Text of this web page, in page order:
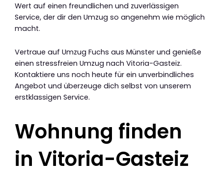
Wert auf einen freundlichen und zuverlässigen
Service, der dir den Umzug so angenehm wie möglich
macht.
Vertraue auf Umzug Fuchs aus Münster und genieße
einen stressfreien Umzug nach Vitoria-Gasteiz.
Kontaktiere uns noch heute für ein unverbindliches
Angebot und überzeuge dich selbst von unserem
erstklassigen Service.
Wohnung finden
in Vitoria-Gasteiz